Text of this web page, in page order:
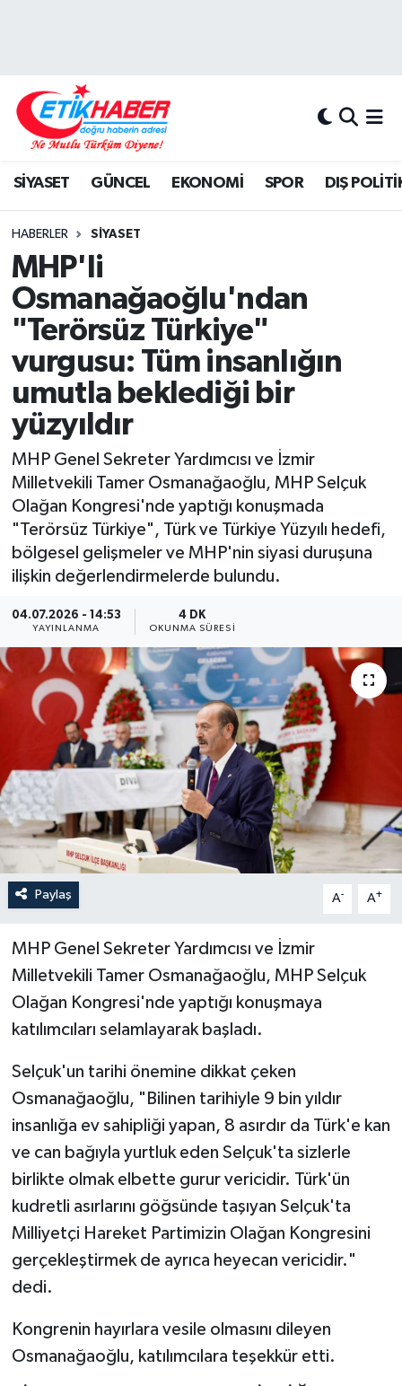
SİYASET GÜNCEL EKONOMİ SPOR DIŞ
HABERLER SİYASET
MHP'li
Osmanağaoğlu'ndan
"Terörsüz Türkiye"
vurgusu: Tüm insanlığın
umutla beklediği bir
yüzyıldır
MHP Genel Sekreter Yardımcısı ve İzmir
Milletvekili Tamer Osmanağaoğlu, MHP Selçuk
Olağan Kongresi'nde yaptığı konuşmada
"Terörsüz Türkiye", Türk ve Türkiye Yüzyılı hedefi,
bölgesel gelişmeler ve MHP'nin siyasi duruşuna
ilişkin değerlendirmelerde bulundu.
04.07.2026 - 14:53
YAYINLANMA
4 DK
OKUNMA SÜRESI
Paylaş A- A+
MHP Genel Sekreter Yardımcısı ve İzmir
Milletvekili Tamer Osmanağaoğlu, MHP Selçuk
Olağan Kongresi'nde yaptığı konuşmaya
katılımcıları selamlayarak başladı.
Selçuk'un tarihi önemine dikkat çeken
Osmanağaoğlu, "Bilinen tarihiyle 9 bin yıldır
insanlığa ev sahipliği yapan, 8 asırdır da Türk'e kan
ve can bağıyla yurtluk eden Selçuk'ta sizlerle
birlikte olmak elbette gurur vericidir. Türk'ün
kudretli asırlarını göğsünde taşıyan Selçuk'ta
Milliyetçi Hareket Partimizin Olağan Kongresini
gerçekleştirmek de ayrıca heyecan vericidir."
dedi.
Kongrenin hayırlara vesile olmasını dileyen
Osmanağaoğlu, katılımcılara teşekkür etti.
DIŞ POLİTİKA
EKONOMİ
KÖŞE YAZILARI
KÜLTÜR-SANAT-MAGAZİN
MEDYA
ÖZEL HABER
RÖPORTAJLAR
SAĞLIK
SİYASET
GÜNCEL
SPOR
YAŞAM
Yerel
Hava Durumu
Süper Lig Puan Durumu ve Fikstür
Tüm Manşetler
Son Dakika Haberleri
Haber Arşivi